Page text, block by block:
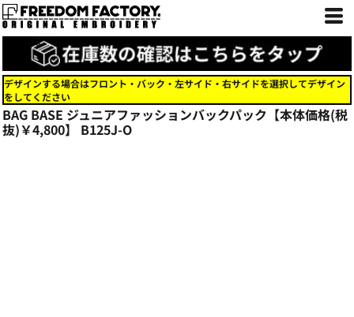
デザインする場合はフロント・バック・左サイド・右サイドを選択してデザイン
をしてください
BAG BASE ジュニアファッションバックパック【本体価格(税
抜)￥4,800】 B125J-O